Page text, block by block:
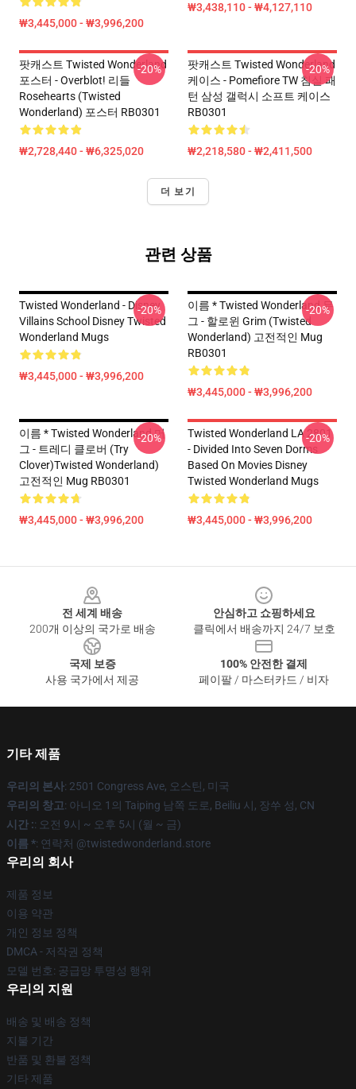
₩3,445,000 - ₩3,996,200
₩3,438,110 - ₩4,127,110
팟캐스트 Twisted Wonderland
포스터 - Overblot! 리들
Rosehearts (Twisted
Wonderland) 포스터 RB0301
₩2,728,440 - ₩6,325,020
-20%
팟캐스트 Twisted Wonderland
케이스 - Pomefiore TW 침실 패
턴 삼성 갤럭시 소프트 케이스
RB0301
₩2,218,580 - ₩2,411,500
-20%
더 보기
관련 상품
Twisted Wonderland - Disney
Villains School Disney Twisted
Wonderland Mugs
₩3,445,000 - ₩3,996,200
-20%
이름 * Twisted Wonderland 무
그 - 할로윈 Grim (Twisted
Wonderland) 고전적인 Mug
RB0301
₩3,445,000 - ₩3,996,200
-20%
이름 * Twisted Wonderland 머
그 - 트레디 클로버 (Try
Clover)Twisted Wonderland)
고전적인 Mug RB0301
₩3,445,000 - ₩3,996,200
-20%
Twisted Wonderland LA 2801
- Divided Into Seven Dorms
Based On Movies Disney
Twisted Wonderland Mugs
₩3,445,000 - ₩3,996,200
-20%
전 세계 배송
200개 이상의 국가로 배송
안심하고 쇼핑하세요
클릭에서 배송까지 24/7 보호
국제 보증
사용 국가에서 제공
100% 안전한 결제
페이팔 / 마스터카드 / 비자
기타 제품
우리의 본사: 2501 Congress Ave, 오스틴, 미국
우리의 창고: 아니오 1의 Taiping 남쪽 도로, Beiliu 시, 장쑤 성, CN
시간 :: 오전 9시 ~ 오후 5시 (월 ~ 금)
이름 *: 연락처 @twistedwonderland.store
우리의 회사
제품 정보
이용 약관
개인 정보 정책
DMCA - 저작권 정책
모델 번호: 공급망 투명성 행위
우리의 지원
배송 및 배송 정책
지불 기간
반품 및 환불 정책
기타 제품